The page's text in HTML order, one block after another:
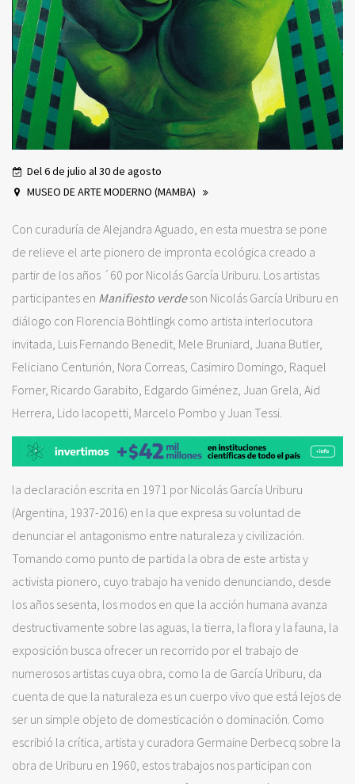
Del 6 de julio al 30 de agosto
MUSEO DE ARTE MODERNO (MAMBA)
Con curaduría de Alejandra Aguado, en esta muestra se pone
de relieve el arte pionero de impronta ecológica creado a
partir de los años ´60 por Nicolás García Uriburu. Los artistas
participantes en Manifiesto verdeson Nicolás García Uriburu en
diálogo con Florencia Böhtlingk como artista interlocutora
invitada, Luis Fernando Benedit, Mele Bruniard, Juana Butler,
Feliciano Centurión, Nora Correas, Casimiro Domingo, Raquel
Forner, Ricardo Garabito, Edgardo Giménez, Juan Grela, Aid
Herrera, Lido Iacopetti, Marcelo Pombo y Juan Tessi.
la declaración escrita en 1971 por Nicolás García Uriburu
(Argentina, 1937-2016) en la que expresa su voluntad de
denunciar el antagonismo entre naturaleza y civilización.
Tomando como punto de partida la obra de este artista y
activista pionero, cuyo trabajo ha venido denunciando, desde
los años sesenta, los modos en que la acción humana avanza
destructivamente sobre las aguas, la tierra, la flora y la fauna, la
exposición busca ofrecer un recorrido por el trabajo de
numerosos artistas cuya obra, como la de García Uriburu, da
cuenta de que la naturaleza es un cuerpo vivo que está lejos de
ser un simple objeto de domesticación o dominación. Como
escribió la crítica, artista y curadora Germaine Derbecq sobre la
obra de Uriburu en 1960, estos trabajos nos participan con